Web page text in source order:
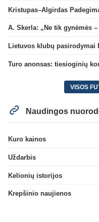
A. Skerla: „Ne tik gynėmės
Turo anonsas: tiesioginių
VISOS
Naudingos
Kuro kainos
Uždarbis
Kelionių istorijos
Krepšinio naujienos